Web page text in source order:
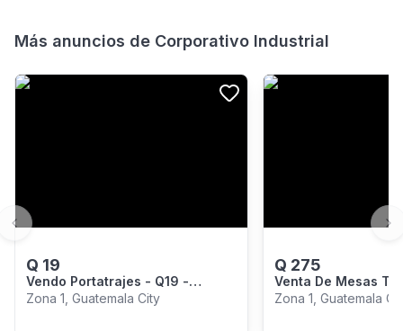
Más anuncios de Corporativo Industrial
Q 19
Vendo Portatrajes - Q19 -
Fabricante Fundas Mayoristas
Zona 1, Guatemala City
Q 275
Venta De Mesas
Por Mayor -
Guatemala
Zona 1, Guatemala
Previous slide